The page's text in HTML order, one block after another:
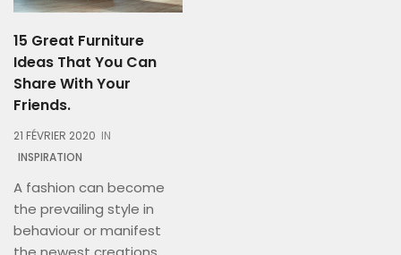
15 Great Furniture
Ideas That You Can
Share With Your
Friends.
21 FÉVRIER 2020 IN
INSPIRATION
A fashion can become
the prevailing style in
behaviour or manifest